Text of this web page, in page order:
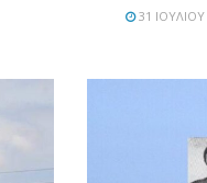
31 ΙΟΥΛΊΟΥ